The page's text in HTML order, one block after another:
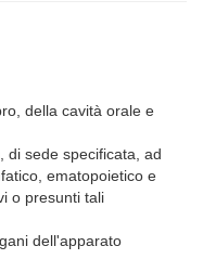
della cavità orale e
di sede specificata, ad
ematopoietico e
o presunti tali
dell'apparato